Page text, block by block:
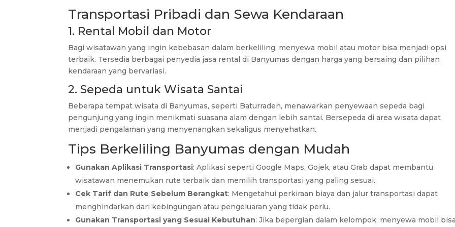
Transportasi Pribadi dan Sewa Kendaraan
1. Rental Mobil dan Motor
Bagi wisatawan yang ingin kebebasan dalam berkeliling, menyewa mobil atau motor bisa menjadi opsi
terbaik. Tersedia berbagai penyedia jasa rental di Banyumas dengan harga yang bersaing dan pilihan
kendaraan yang bervariasi.
2. Sepeda untuk Wisata Santai
Beberapa tempat wisata di Banyumas, seperti Baturraden, menawarkan penyewaan sepeda bagi
pengunjung yang ingin menikmati suasana alam dengan lebih santai. Bersepeda di area wisata dapat
menjadi pengalaman yang menyenangkan sekaligus menyehatkan.
Tips Berkeliling Banyumas dengan Mudah
Gunakan Aplikasi Transportasi: Aplikasi seperti Google Maps, Gojek, atau Grab dapat membantu
wisatawan menemukan rute terbaik dan memilih transportasi yang paling sesuai.
Cek Tarif dan Rute Sebelum Berangkat: Mengetahui perkiraan biaya dan jalur transportasi dapat
menghindarkan dari kebingungan atau pengeluaran yang tidak perlu.
Gunakan Transportasi yang Sesuai Kebutuhan: Jika bepergian dalam kelompok, menyewa mobil